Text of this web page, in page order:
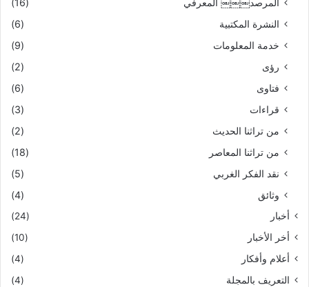
المرصد￼￼￼ المعرفي
(16)
النشرة المكتبية
(6)
خدمة المعلومات
(9)
رؤى
(2)
فتاوى
(6)
قراءات
(3)
من تراثنا الحديث
(2)
من تراثنا المعاصر
(18)
نقد الفكر الغربي
(5)
وثائق
(4)
أخبار
(24)
أخر الأخبار
(10)
أعلام وأفكار
(4)
التعريف بالمجلة
(4)